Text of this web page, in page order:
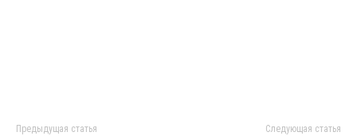
Предыдущая статья Следующая статья